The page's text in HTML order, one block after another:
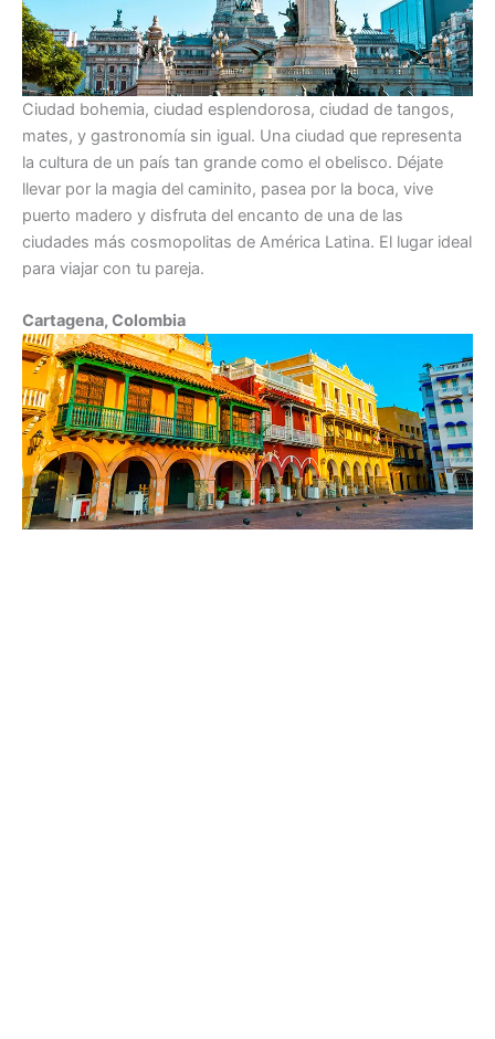
Ciudad bohemia, ciudad esplendorosa, ciudad de tangos,
mates, y gastronomía sin igual. Una ciudad que representa
la cultura de un país tan grande como el obelisco. Déjate
llevar por la magia del caminito, pasea por la boca, vive
puerto madero y disfruta del encanto de una de las
ciudades más cosmopolitas de América Latina. El lugar ideal
para viajar con tu pareja.
Cartagena, Colombia